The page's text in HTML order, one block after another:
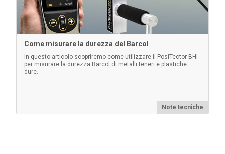
Come misurare la durezza del Barcol
In questo articolo scopriremo come utilizzare il PosiTector BHI
per misurare la durezza Barcol di metalli teneri e plastiche
dure.
Note tecniche